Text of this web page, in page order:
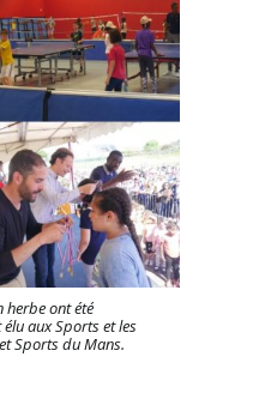
herbe ont été
aux Sports et les
Sports du Mans.